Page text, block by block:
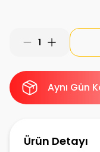
1
Aynı Gün
Ürün Detayı